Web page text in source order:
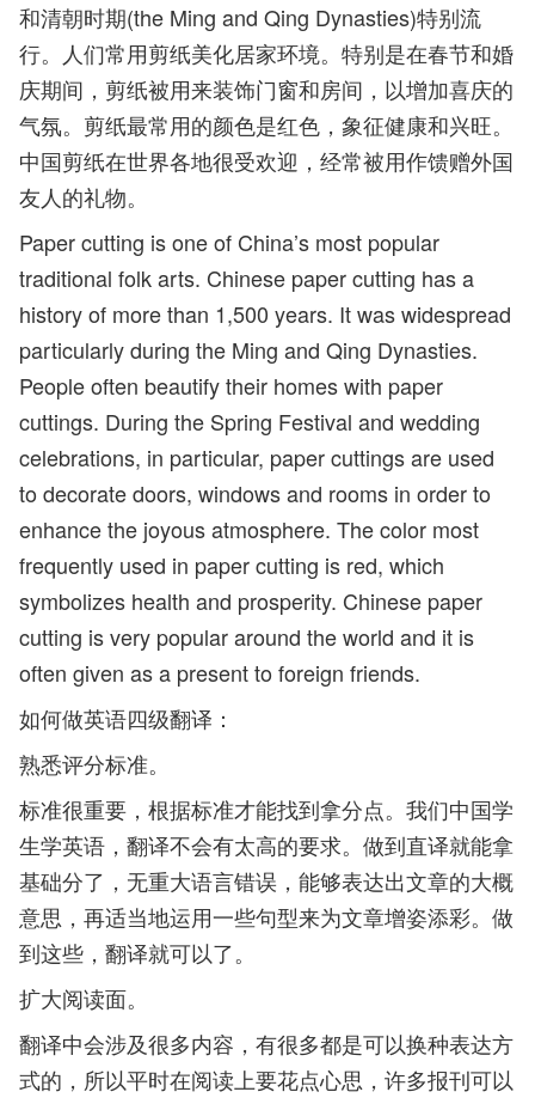
和清朝时期(the Ming and Qing Dynasties)特别流
行。人们常用剪纸美化居家环境。特别是在春节和婚
庆期间，剪纸被用来装饰门窗和房间，以增加喜庆的
气氛。剪纸最常用的颜色是红色，象征健康和兴旺。
中国剪纸在世界各地很受欢迎，经常被用作馈赠外国
友人的礼物。
Paper cutting is one of China’s most popular
traditional folk arts. Chinese paper cutting has a
history of more than 1,500 years. It was widespread
particularly during the Ming and Qing Dynasties.
People often beautify their homes with paper
cuttings. During the Spring Festival and wedding
celebrations, in particular, paper cuttings are used
to decorate doors, windows and rooms in order to
enhance the joyous atmosphere. The color most
frequently used in paper cutting is red, which
symbolizes health and prosperity. Chinese paper
cutting is very popular around the world and it is
often given as a present to foreign friends.
如何做英语四级翻译：
熟悉评分标准。
标准很重要，根据标准才能找到拿分点。我们中国学
生学英语，翻译不会有太高的要求。做到直译就能拿
基础分了，无重大语言错误，能够表达出文章的大概
意思，再适当地运用一些句型来为文章增姿添彩。做
到这些，翻译就可以了。
扩大阅读面。
翻译中会涉及很多内容，有很多都是可以换种表达方
式的，所以平时在阅读上要花点心思，许多报刊可以